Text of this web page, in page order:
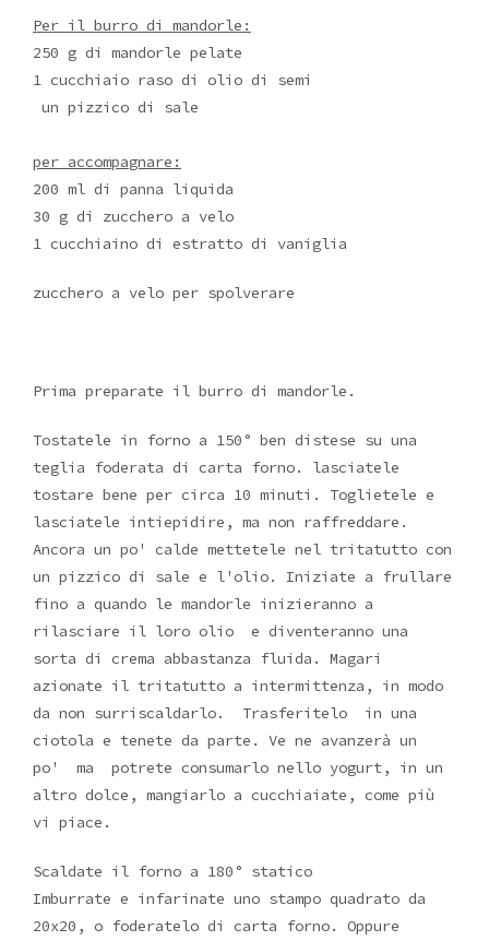
Per il burro di mandorle:
250 g di mandorle pelate
1 cucchiaio raso di olio di semi
un pizzico di sale
per accompagnare:
200 ml di panna liquida
30 g di zucchero a velo
1 cucchiaino di estratto di vaniglia
zucchero a velo per spolverare
Prima preparate il burro di mandorle.
Tostatele in forno a 150° ben distese su una
teglia foderata di carta forno. lasciatele
tostare bene per circa 10 minuti. Toglietele e
lasciatele intiepidire, ma non raffreddare.
Ancora un po' calde mettetele nel tritatutto con
un pizzico di sale e l'olio. Iniziate a frullare
fino a quando le mandorle inizieranno a
rilasciare il loro olio e diventeranno una
sorta di crema abbastanza fluida. Magari
azionate il tritatutto a intermittenza, in modo
da non surriscaldarlo. Trasferitelo in una
ciotola e tenete da parte. Ve ne avanzerà un
po' ma potrete consumarlo nello yogurt, in un
altro dolce, mangiarlo a cucchiaiate, come più
vi piace.
Scaldate il forno a 180° statico
Imburrate e infarinate uno stampo quadrato da
20x20, o foderatelo di carta forno. Oppure